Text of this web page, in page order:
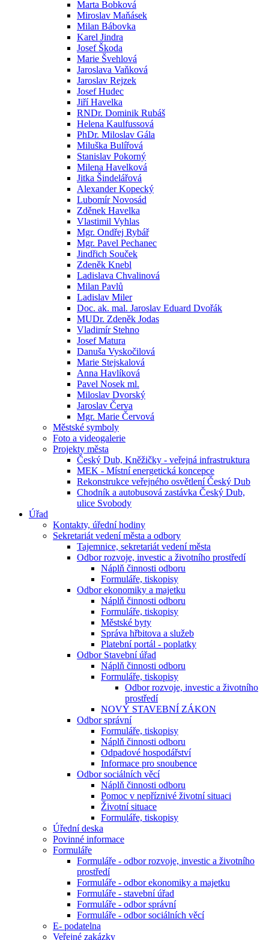
Marta Bobková
Miroslav Maňásek
Milan Bábovka
Karel Jindra
Josef Škoda
Marie Švehlová
Jaroslava Vaňková
Jaroslav Rejzek
Josef Hudec
Jiří Havelka
RNDr. Dominik Rubáš
Helena Kaulfussová
PhDr. Miloslav Gála
Miluška Bulířová
Stanislav Pokorný
Milena Havelková
Jitka Šindelářová
Alexander Kopecký
Lubomír Novosád
Zděnek Havelka
Vlastimil Vyhlas
Mgr. Ondřej Rybář
Mgr. Pavel Pechanec
Jindřich Souček
Zdeněk Knebl
Ladislava Chvalinová
Milan Pavlů
Ladislav Miler
Doc. ak. mal. Jaroslav Eduard Dvořák
MUDr. Zdeněk Jodas
Vladimír Stehno
Josef Matura
Danuša Vyskočilová
Marie Stejskalová
Anna Havlíková
Pavel Nosek ml.
Miloslav Dvorský
Jaroslav Červa
Mgr. Marie Červová
Městské symboly
Foto a videogalerie
Projekty města
Český Dub, Kněžičky - veřejná infrastruktura
MEK - Místní energetická koncepce
Rekonstrukce veřejného osvětlení Český Dub
Chodník a autobusová zastávka Český Dub,
ulice Svobody
Úřad
Kontakty, úřední hodiny
Sekretariát vedení města a odbory
Tajemnice, sekretariát vedení města
Odbor rozvoje, investic a životního prostředí
Náplň činnosti odboru
Formuláře, tiskopisy
Odbor ekonomiky a majetku
Náplň činnosti odboru
Formuláře, tiskopisy
Městské byty
Správa hřbitova a služeb
Platební portál - poplatky
Odbor Stavební úřad
Náplň činnosti odboru
Formuláře, tiskopisy
Odbor rozvoje, investic a životního
prostředí
NOVÝ STAVEBNÍ ZÁKON
Odbor správní
Formuláře, tiskopisy
Náplň činnosti odboru
Odpadové hospodářství
Informace pro snoubence
Odbor sociálních věcí
Náplň činnosti odboru
Pomoc v nepříznivé životní situaci
Životní situace
Formuláře, tiskopisy
Úřední deska
Povinné informace
Formuláře
Formuláře - odbor rozvoje, investic a životního
prostředí
Formuláře - odbor ekonomiky a majetku
Formuláře - stavební úřad
Formuláře - odbor správní
Formuláře - odbor sociálních věcí
E- podatelna
Veřejné zakázky